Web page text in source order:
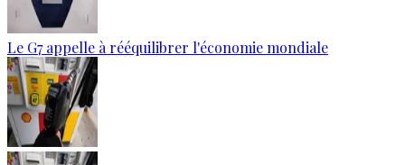
Le G7 appelle à rééquilibrer l'économie mondiale